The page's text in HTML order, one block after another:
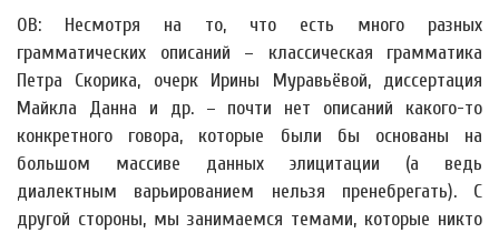
ОВ: Несмотря на то, что есть много разных
грамматических описаний – классическая грамматика
Петра Скорика, очерк Ирины Муравьёвой, диссертация
Майкла Данна и др. – почти нет описаний какого-то
конкретного говора, которые были бы основаны на
большом массиве данных элицитации (а ведь
диалектным варьированием нельзя пренебрегать). С
другой стороны, мы занимаемся темами, которые никто